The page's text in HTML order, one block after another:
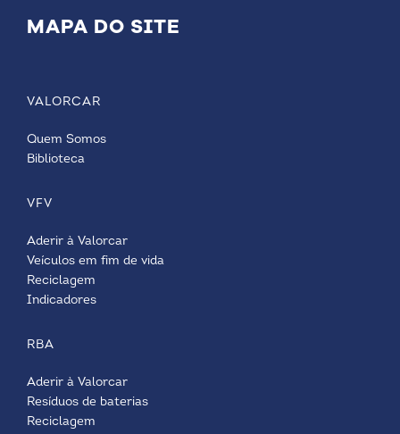
MAPA DO SITE
VALORCAR
Quem Somos
Biblioteca
VFV
Aderir à Valorcar
Veículos em fim de vida
Reciclagem
Indicadores
RBA
Aderir à Valorcar
Resíduos de baterias
Reciclagem